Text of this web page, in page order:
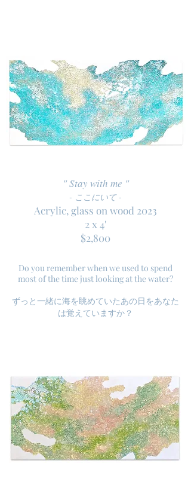
" Stay with me "
- ここにいて -
Acrylic, glass on wood 2023
2 x 4'
$2,800
Do you remember when we used to spend
most of the time just looking at the water?
​ずっと一緒に海を眺めていたあの日をあなた
は覚えていますか？